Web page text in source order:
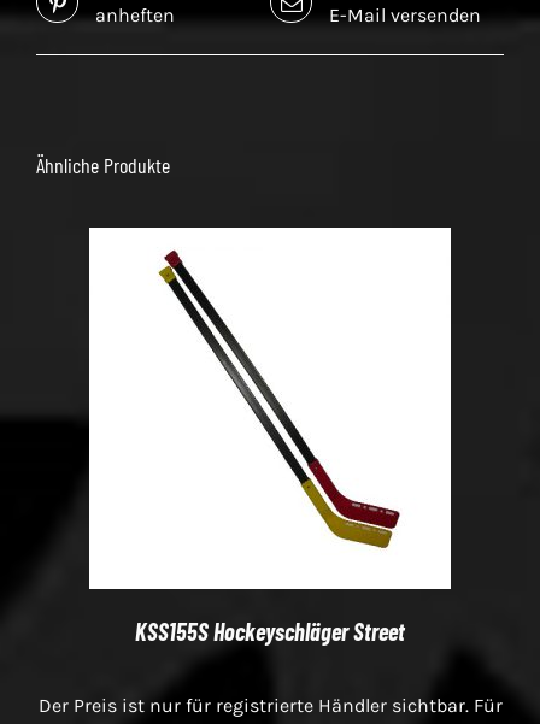
anheften
E-Mail versenden
Ähnliche Produkte
KSS155S Hockeyschläger Street
Der Preis ist nur für registrierte Händler sichtbar. Für